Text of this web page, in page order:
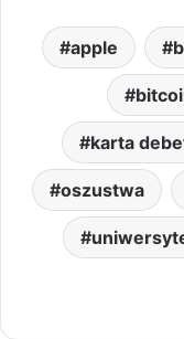
apple
karta
oszustwa